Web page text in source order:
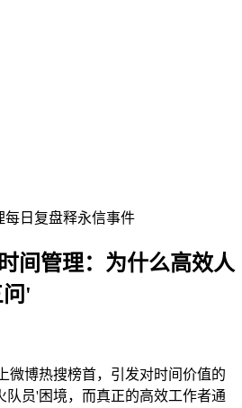
每日复盘释永信事件
间管理：为什么高效人
'
微博热搜榜首，引发对时间价值的
队员'困境，而真正的高效工作者通